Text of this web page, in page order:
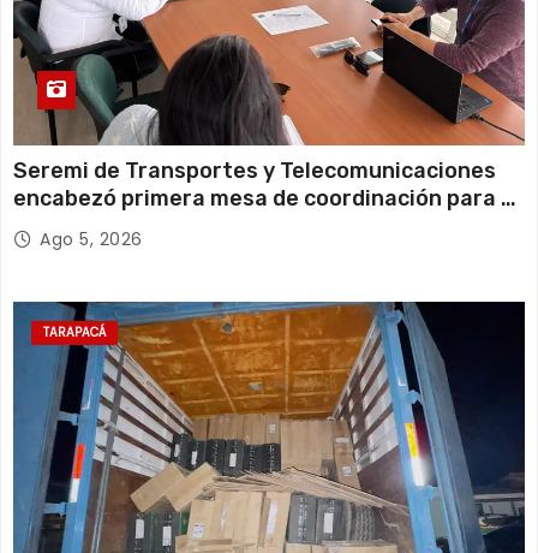
Seremi de Transportes y Telecomunicaciones
encabezó primera mesa de coordinación para el
retiro de cables en desuso en Iquique
Ago 5, 2026
TARAPACÁ